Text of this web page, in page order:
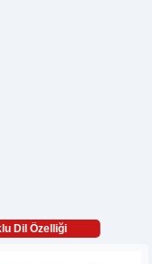
Dil Özelliği